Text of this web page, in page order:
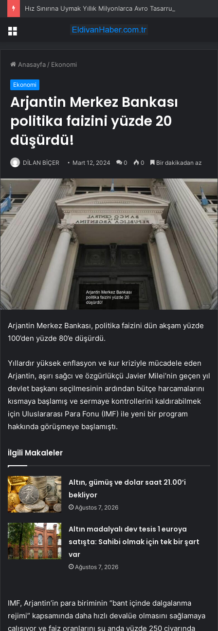
Hız Sınırına Uymak Yıllık Milyonlarca Avro Tasarruf Sağlıyor
Menü
Anasayfa / Ekonomi
Ekonomi
Arjantin Merkez Bankası
politika faizini yüzde 20
düşürdü!
DİLAN BİÇER Mart 12, 2024 0 0 Bir dakikadan az
Arjantin Merkez Bankası, politika faizini dün akşam yüzde
100’den yüzde 80’e düşürdü.
Yıllardır yüksek enflasyon ve kur kriziyle mücadele eden
Arjantin, aşırı sağcı ve özgürlükçü Javier Milei’nin geçen yıl
devlet başkanı seçilmesinin ardından bütçe harcamalarını
kısmaya başlamış ve sermaye kontrollerini kaldırabilmek
için Uluslararası Para Fonu (IMF) ile yeni bir program
hakkında görüşmeye başlamıştı.
İlgili Makaleler
Altın, gümüş ve dolar saat 21.00’i
bekliyor
Ağustos 7, 2026
Altın madalyalı dev tesis 1 euroya
satışta: Sahibi olmak için tek bir şart
var
Ağustos 7, 2026
IMF, Arjantin’in para biriminin “bant içinde dalgalanma
rejimi” kapsamında daha hızlı devalüe olmasını sağlamaya
çalışıyor ve faiz oranlarını şu anda yüzde 250 civarında